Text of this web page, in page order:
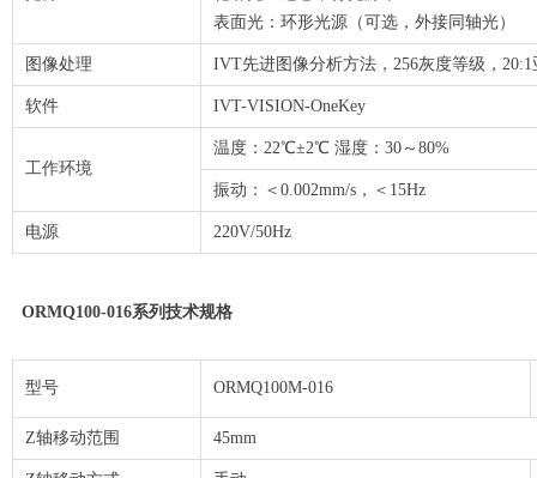
表面光：环形光源（可选，外接同轴光）
图像处理 IVT先进图像分析方法，256灰度等级，
软件 IVT-VISION-OneKey
工作环境
温度：22℃±2℃ 湿度：30～80%
振动：＜0.002mm/s，＜15Hz
电源 220V/50Hz
ORMQ100-016系列技术规格
型号 ORMQ100M-016
Z轴移动范围 45mm